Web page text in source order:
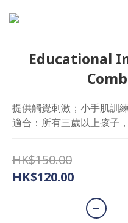
Educational
提供觸覺刺激；小手肌訓練
適合：所有三歲以上孩子
HK$150.00
HK$120.00